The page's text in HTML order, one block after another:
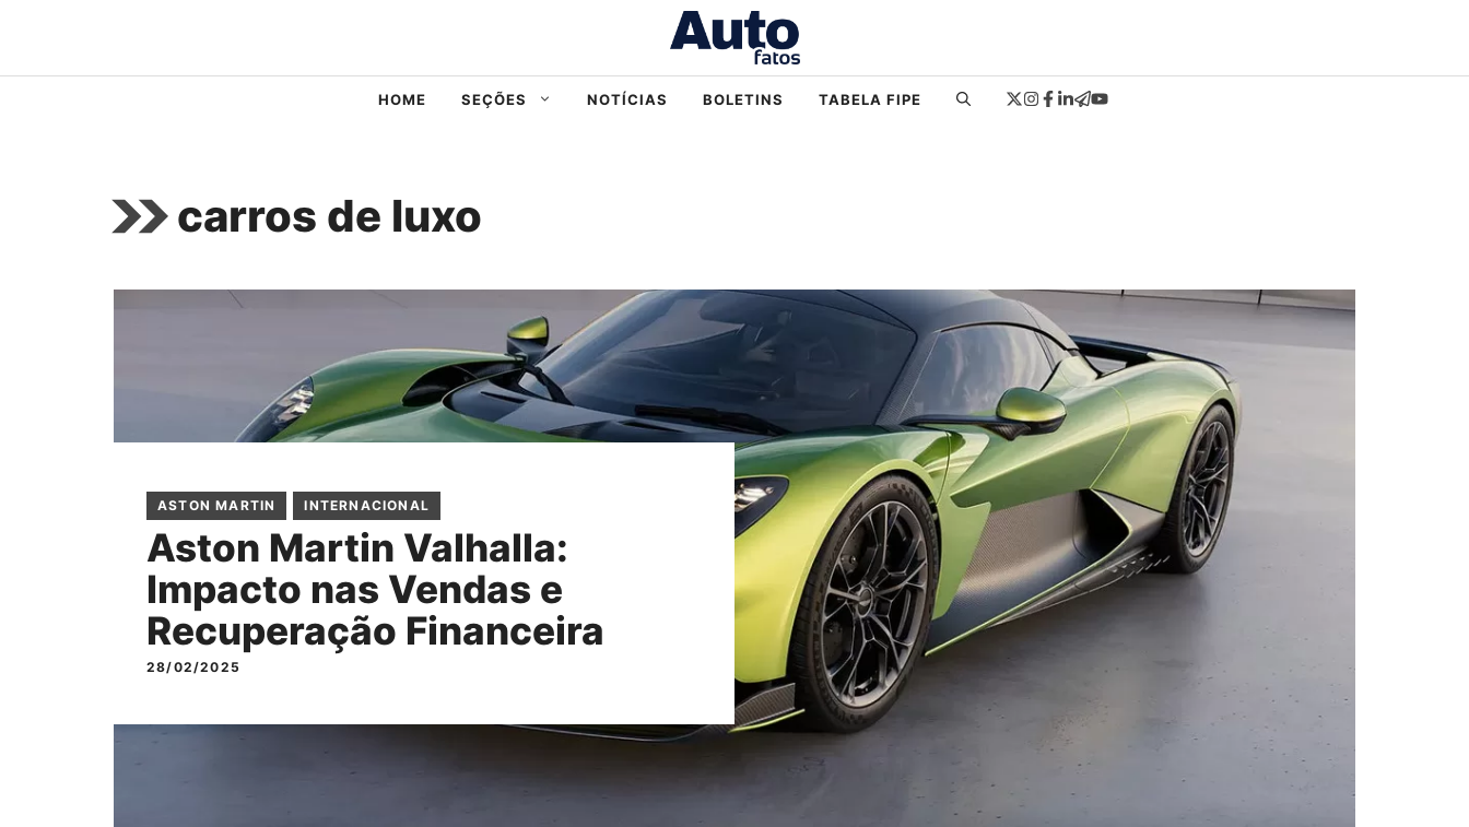
o
HOME SEÇÕES NOTÍCIAS BOLETINS TABELA FIPE
carros de luxo
ASTON MARTIN INTERNACIONAL
Aston Martin Valhalla:
Impacto nas Vendas e
Recuperação Financeira
28/02/2025